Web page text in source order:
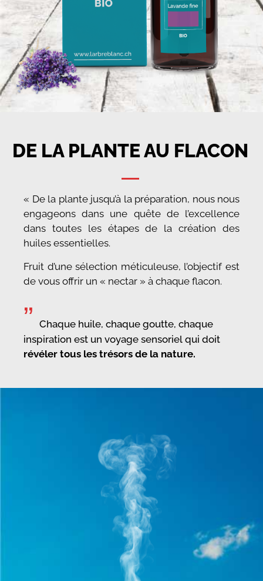
DE LA PLANTE AU FLACON
« De la plante jusqu’à la préparation, nous nous
engageons dans une quête de l’excellence
dans toutes les étapes de la création des
huiles essentielles.
Fruit d’une sélection méticuleuse, l’objectif est
de vous offrir un « nectar » à chaque flacon.
” Chaque huile, chaque goutte, chaque
inspiration est un voyage sensoriel qui doit
révéler tous les trésors de la nature.